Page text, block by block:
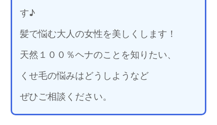
す♪
髪で悩む大人の女性を美しくします！
天然１００％ヘナのことを知りたい、
くせ毛の悩みはどうしようなど
ぜひご相談ください。